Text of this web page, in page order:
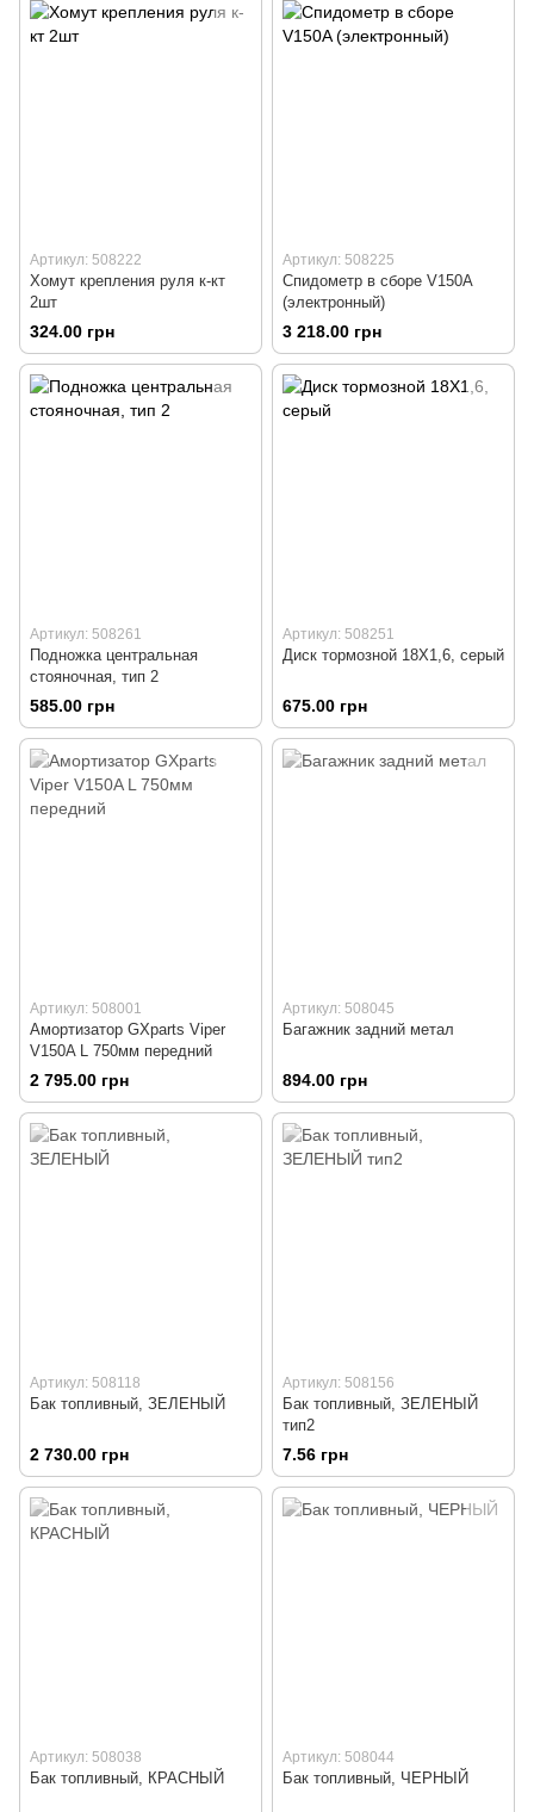
Артикул: 508222
Хомут крепления руля к-кт
2шт
324.00 грн
Артикул: 508225
Спидометр в сборе V150A
(электронный)
3 218.00 грн
Артикул: 508261
Подножка центральная
стояночная, тип 2
585.00 грн
Артикул: 508251
Диск тормозной 18Х1,6, серый
675.00 грн
Артикул: 508001
Амортизатор GXparts Viper
V150A L 750мм передний
2 795.00 грн
Артикул: 508045
Багажник задний метал
894.00 грн
Артикул: 508118
Бак топливный, ЗЕЛЕНЫЙ
2 730.00 грн
Артикул: 508156
Бак топливный, ЗЕЛЕНЫЙ
тип2
7.56 грн
Артикул: 508038
Бак топливный, КРАСНЫЙ
Артикул: 508044
Бак топливный, ЧЕРНЫЙ